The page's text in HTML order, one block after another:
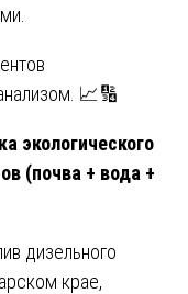
📈🔢
экологического
(почва + вода +
дизельного
крае,